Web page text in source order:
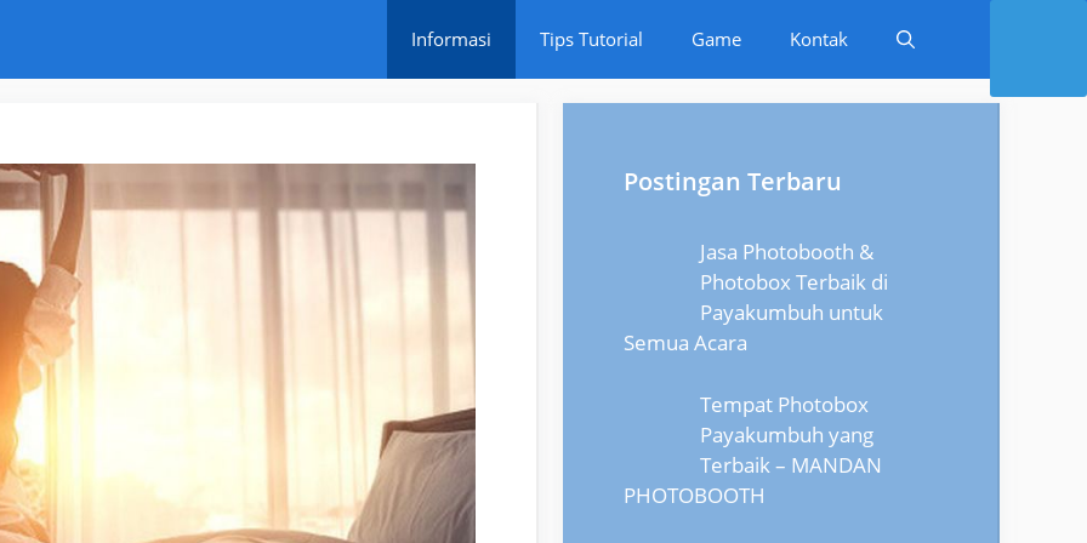
Informasi Tips Tutorial Game Kontak
Postingan Terbaru
Jasa Photobooth &
Photobox Terbaik di
Payakumbuh untuk
Semua Acara
Tempat Photobox
Payakumbuh yang
Terbaik – MANDAN
PHOTOBOOTH